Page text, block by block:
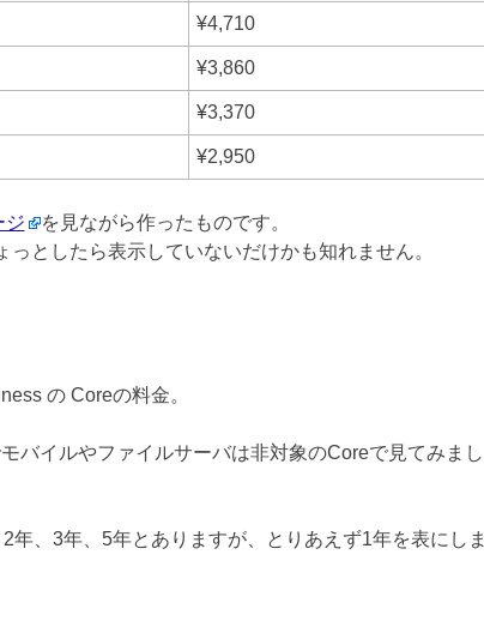
¥4,710
¥3,860
¥3,370
¥2,950
ジ
を見ながら作ったものです。
としたら表示していないだけかも知れません。
の Coreの料金。
バイルやファイルサーバは非対象のCoreで見てみまし
年、3年、5年とありますが、とりあえず1年を表にしま